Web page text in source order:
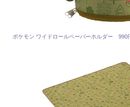
ポケモン ワイドロールペーパーホルダー 990